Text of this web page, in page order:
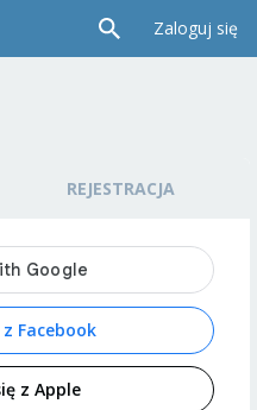
Zaloguj się
REJESTRACJA
Facebook
z Apple